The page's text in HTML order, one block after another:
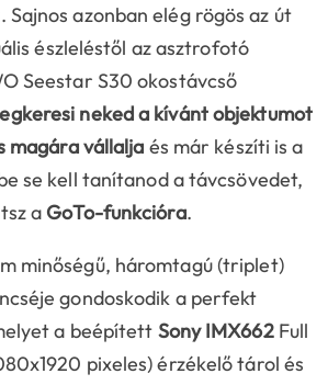
azonban elég rögös az út
észleléstől az asztrofotó
Seestar S30 okostávcső
neked a kívánt objektumot
magára vállalja és már készíti is a
se kell tanítanod a távcsövedet,
aGoTo-funkcióra.
minőségű, háromtagú (triplet)
gondoskodik a perfekt
a beépített Sony IMX662 Full
pixeles) érzékelő tárol és